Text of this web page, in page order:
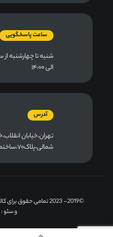
ساعت پاسخگویی
الی ۱۴:۰۰
آدرس
تهران،خیابان
شمالی،پلاک۷۰،ساختمان۴۰،بلوک۱،واحد ۴۴
©2019- 2023 تمامی حقوق برای کالا۳۶۰ محفوظ می باشد |
و سئو